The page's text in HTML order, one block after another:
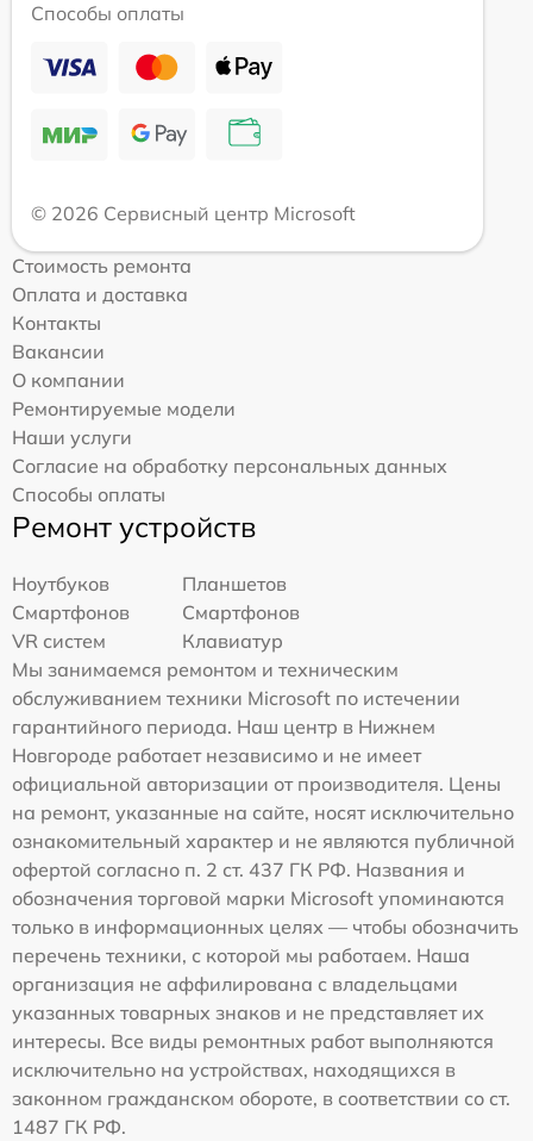
Способы оплаты
© 2026 Сервисный центр Microsoft
Стоимость ремонта
Оплата и доставка
Контакты
Вакансии
О компании
Ремонтируемые модели
Наши услуги
Согласие на обработку персональных данных
Способы оплаты
Ремонт устройств
Ноутбуков
Планшетов
Смартфонов
Смартфонов
VR систем
Клавиатур
Мы занимаемся ремонтом и техническим
обслуживанием техники Microsoft по истечении
гарантийного периода. Наш центр в Нижнем
Новгороде работает независимо и не имеет
официальной авторизации от производителя. Цены
на ремонт, указанные на сайте, носят исключительно
ознакомительный характер и не являются публичной
офертой согласно п. 2 ст. 437 ГК РФ. Названия и
обозначения торговой марки Microsoft упоминаются
только в информационных целях — чтобы обозначить
перечень техники, с которой мы работаем. Наша
организация не аффилирована с владельцами
указанных товарных знаков и не представляет их
интересы. Все виды ремонтных работ выполняются
исключительно на устройствах, находящихся в
законном гражданском обороте, в соответствии со ст.
1487 ГК РФ.